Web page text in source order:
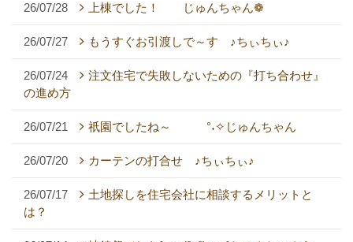
26/07/28 上棟でした！ じゅんちゃん❁
26/07/27 もうすぐお引渡しで～す ♪ちぃちぃ♪
26/07/24
注文住宅で失敗しないための『打ち合わせ』
の進め方
26/07/21 祇園でしたね～ °˖✧じゅんちゃん
26/07/20 カーテンの打合せ ♪ちぃちぃ♪
26/07/17
土地探しを住宅会社に相談するメリットと
は？